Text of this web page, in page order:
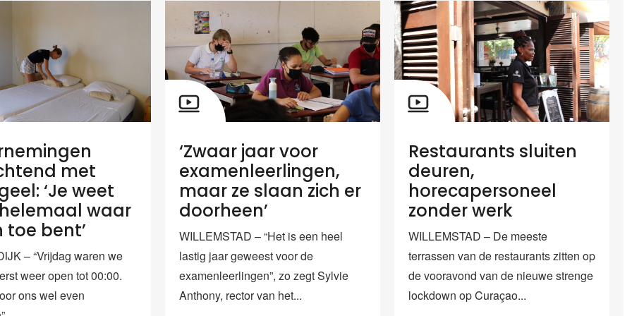
met
‘Je weet
waar
toe bent’
– “Vrijdag waren we
weer open tot 00:00.
ons wel even
‘Zwaar jaar voor
examenleerlingen,
maar ze slaan zich er
doorheen’
WILLEMSTAD – “Het is een heel
lastig jaar geweest voor de
examenleerlingen”, zo zegt Sylvie
Anthony, rector van het...
Restaurants sluiten
deuren,
horecapersoneel
zonder werk
WILLEMSTAD – De meeste
terrassen van de restaurants zitten op
de vooravond van de nieuwe strenge
lockdown op Curaçao...